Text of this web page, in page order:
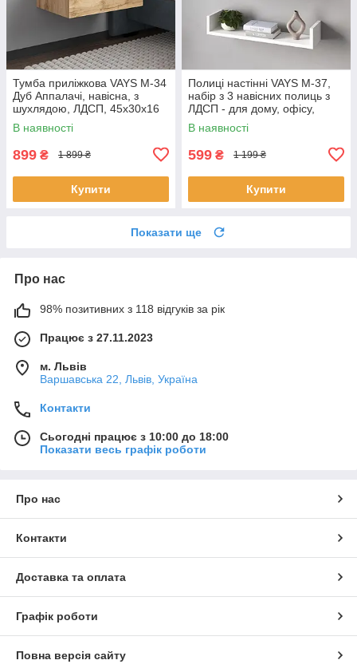
Тумба приліжкова VAYS M-34
Дуб Аппалачі, навісна, з
шухлядою, ЛДСП, 45х30х16
см – для спальні
В наявності
899 ₴ 1 899 ₴
Купити
Полиці настінні VAYS M-37,
набір з 3 навісних полиць з
ЛДСП - для дому, офісу,
вітальні
В наявності
599 ₴ 1 199 ₴
Купити
Показати ще
Про нас
98% позитивних з 118 відгуків за рік
Працює з 27.11.2023
м. Львів
Варшавська 22, Львів, Україна
Контакти
Сьогодні працює з 10:00 до 18:00
Показати весь графік роботи
Про нас
Контакти
Доставка та оплата
Графік роботи
Повна версія сайту